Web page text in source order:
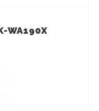
WA190X